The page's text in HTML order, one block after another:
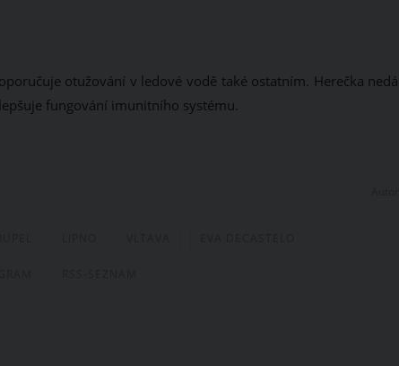
otužování v ledové vodě také ostatním. Herečka
fungování imunitního systému.